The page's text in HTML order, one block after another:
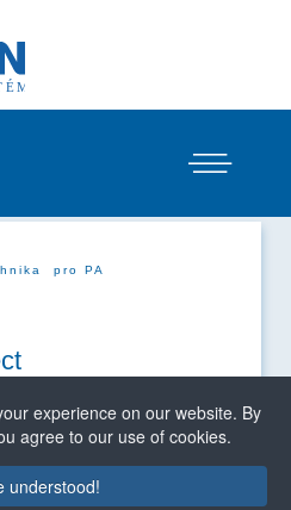
pro PA
experience on our website. By
agree to our use of cookies.
understood!